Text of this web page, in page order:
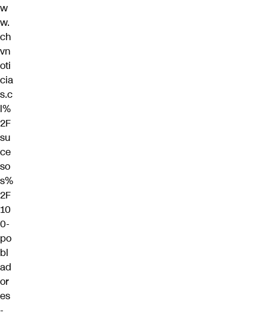
w
w.
ch
vn
oti
cia
s.c
l%
2F
su
ce
so
s%
2F
10
0-
po
bl
ad
or
es
-